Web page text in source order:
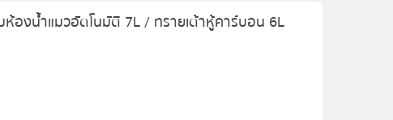
ห้องน้ำแมวอัตโนมัติ 7L / ทรายเต้าหู้คาร์บอน 6L